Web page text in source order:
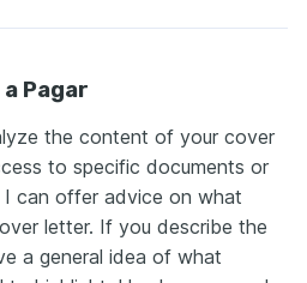
Pagar
the content of your cover
to specific documents or
I can offer advice on what
letter. If you describe the
a general idea of what